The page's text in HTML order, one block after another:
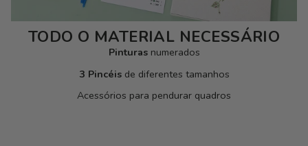
TODO O MATERIAL NECESSÁRIO
Pinturasnumerados
3 Pincéis de diferentes tamanhos
Acessórios para pendurar quadros